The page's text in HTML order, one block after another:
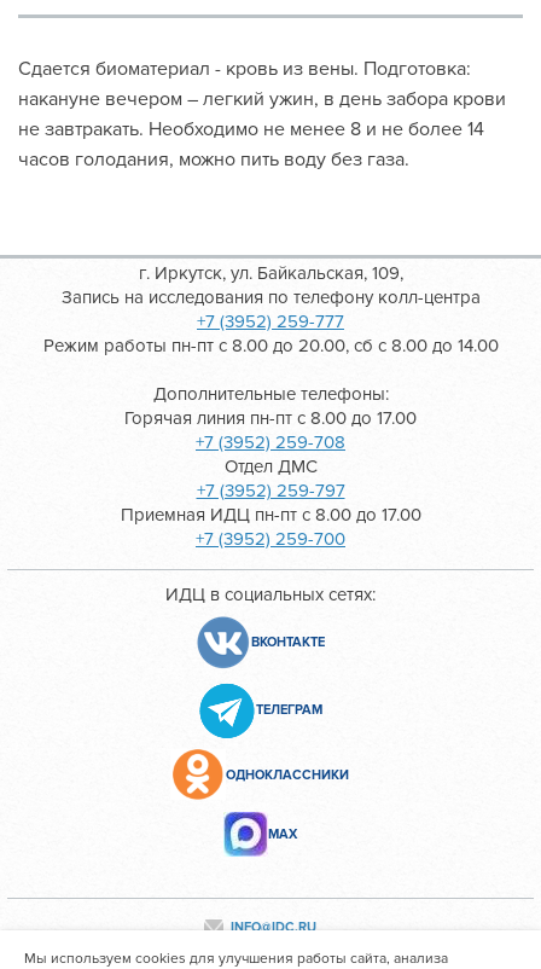
Сдается биоматериал - кровь из вены. Подготовка:
накануне вечером – легкий ужин, в день забора крови
не завтракать. Необходимо не менее 8 и не более 14
часов голодания, можно пить воду без газа.
г. Иркутск, ул. Байкальская, 109,
Запись на исследования по телефону колл-центра
+7 (3952) 259-777
Режим работы пн-пт с 8.00 до 20.00, сб с 8.00 до 14.00
Дополнительные телефоны:
Горячая линия пн-пт с 8.00 до 17.00
+7 (3952) 259-708
Отдел ДМС
+7 (3952) 259-797
Приемная ИДЦ пн-пт с 8.00 до 17.00
+7 (3952) 259-700
ИДЦ в социальных сетях:
ВКОНТАКТЕ
ТЕЛЕГРАМ
ОДНОКЛАССНИКИ
МАХ
INFO@IDC.RU
Мы используем cookies для улучшения работы сайта, анализа